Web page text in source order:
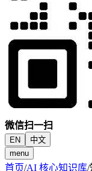
微信扫一扫
EN
中文
menu
首页/AI 核心知识库/